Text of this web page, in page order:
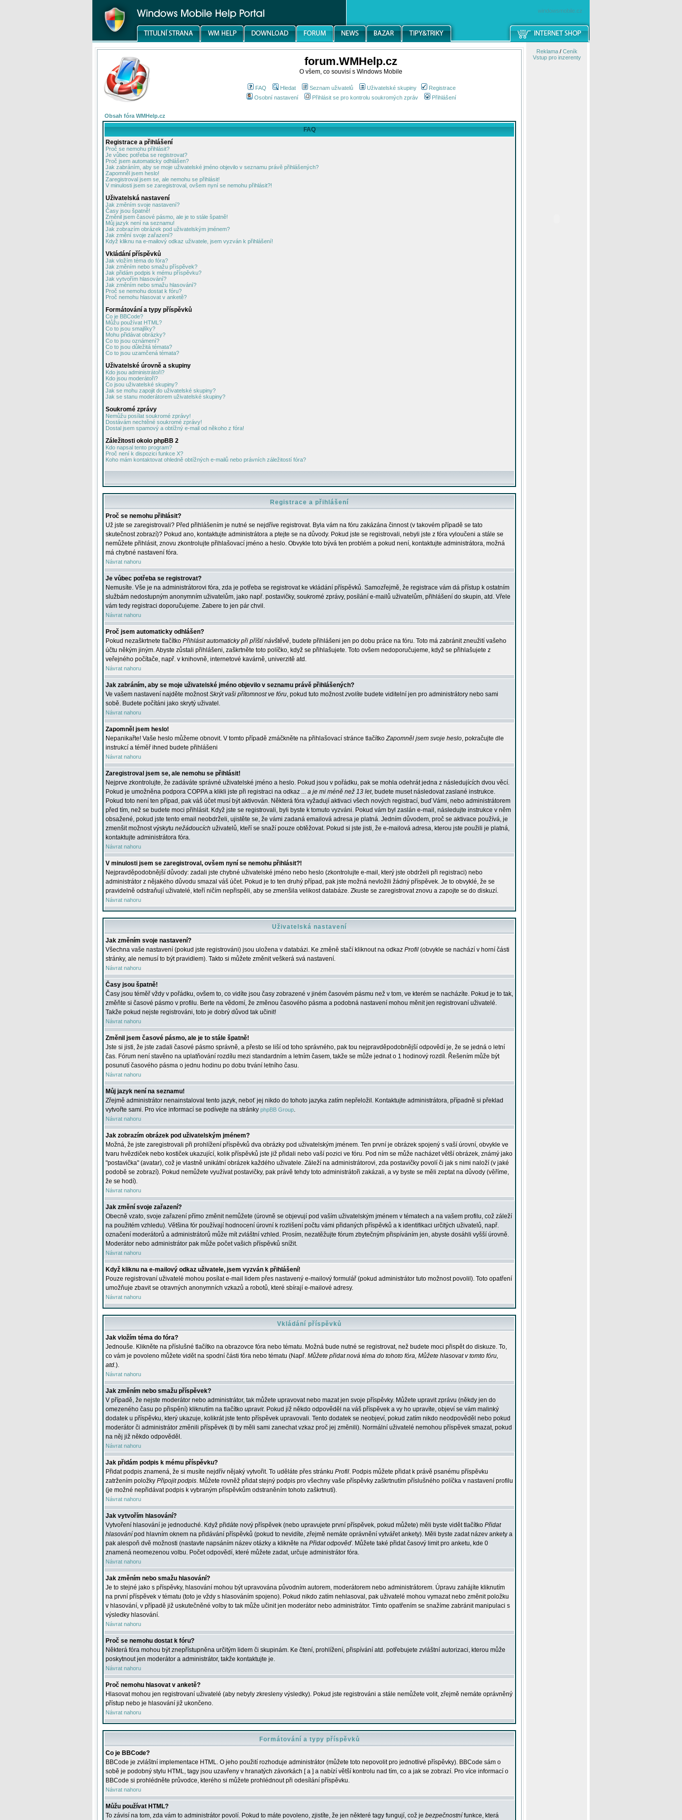
windowsmobile.cz
forum.WMHelp.cz
O všem, co souvisí s Windows Mobile
FAQ Hledat Seznam uživatelů Uživatelské skupiny
Registrace
Osobní nastavení
Přihlásit se pro kontrolu soukromých zpráv Přihlášení
Obsah fóra WMHelp.cz
FAQ
Registrace a přihlášení
Proč se nemohu přihlásit?
Je vůbec potřeba se registrovat?
Proč jsem automaticky odhlášen?
Jak zabráním, aby se moje uživatelské jméno objevilo v seznamu právě přihlášených?
Zapomněl jsem heslo!
Zaregistroval jsem se, ale nemohu se přihlásit!
V minulosti jsem se zaregistroval, ovšem nyní se nemohu přihlásit?!
Uživatelská nastavení
Jak změním svoje nastavení?
Časy jsou špatně!
Změnil jsem časové pásmo, ale je to stále špatně!
Můj jazyk není na seznamu!
Jak zobrazím obrázek pod uživatelským jménem?
Jak změní svoje zařazení?
Když kliknu na e-mailový odkaz uživatele, jsem vyzván k přihlášení!
Vkládání příspěvků
Jak vložím téma do fóra?
Jak změním nebo smažu příspěvek?
Jak přidám podpis k mému příspěvku?
Jak vytvořím hlasování?
Jak změním nebo smažu hlasování?
Proč se nemohu dostat k fóru?
Proč nemohu hlasovat v anketě?
Formátování a typy příspěvků
Co je BBCode?
Můžu používat HTML?
Co to jsou smajlíky?
Mohu přidávat obrázky?
Co to jsou oznámení?
Co to jsou důležitá témata?
Co to jsou uzamčená témata?
Uživatelské úrovně a skupiny
Kdo jsou administrátoři?
Kdo jsou moderátoři?
Co jsou uživatelské skupiny?
Jak se mohu zapojit do uživatelské skupiny?
Jak se stanu moderátorem uživatelské skupiny?
Soukromé zprávy
Nemůžu posílat soukromé zprávy!
Dostávám nechtěné soukromé zprávy!
Dostal jsem spamový a obtížný e-mail od někoho z fóra!
Záležitosti okolo phpBB 2
Kdo napsal tento program?
Proč není k dispozici funkce X?
Koho mám kontaktovat ohledně obtížných e-mailů nebo právních záležitostí fóra?
Registrace a přihlášení
Proč se nemohu přihlásit?
Už jste se zaregistrovali? Před přihlášením je nutné se nejdříve registrovat. Byla vám na fóru zakázána činnost (v takovém případě se tato
skutečnost zobrazí)? Pokud ano, kontaktujte administrátora a ptejte se na důvody. Pokud jste se registrovali, nebyli jste z fóra vyloučeni a stále se
nemůžete přihlásit, znovu zkontrolujte přihlašovací jméno a heslo. Obvykle toto bývá ten problém a pokud není, kontaktujte administrátora, možná
má chybné nastavení fóra.
Návrat nahoru
Je vůbec potřeba se registrovat?
Nemusíte. Vše je na administrátorovi fóra, zda je potřeba se registrovat ke vkládání příspěvků. Samozřejmě, že registrace vám dá přístup k ostatním
službám nedostupným anonymním uživatelům, jako např. postavičky, soukromé zprávy, posílání e-mailů uživatelům, přihlášení do skupin, atd. Vřele
vám tedy registraci doporučujeme. Zabere to jen pár chvil.
Návrat nahoru
Proč jsem automaticky odhlášen?
Pokud nezaškrtnete tlačítko Přihlásit automaticky při příští návštěvě, budete přihlášeni jen po dobu práce na fóru. Toto má zabránit zneužití vašeho
účtu někým jiným. Abyste zůstali přihlášeni, zaškrtněte toto políčko, když se přihlašujete. Toto ovšem nedoporučujeme, když se přihlašujete z
veřejného počítače, např. v knihovně, internetové kavárně, univerzitě atd.
Návrat nahoru
Jak zabráním, aby se moje uživatelské jméno objevilo v seznamu právě přihlášených?
Ve vašem nastavení najděte možnostSkrýt vaši přítomnost ve fóru, pokud tuto možnostzvolíte budete viditelní jen pro administrátory nebo sami
sobě. Budete počítáni jako skrytý uživatel.
Návrat nahoru
Zapomněl jsem heslo!
Nepanikařte! Vaše heslo můžeme obnovit. V tomto případě zmáčkněte na přihlašovací stránce tlačítkoZapomněl jsem svoje heslo, pokračujte dle
instrukcí a téměř ihned budete přihlášeni
Návrat nahoru
Zaregistroval jsem se, ale nemohu se přihlásit!
Nejprve zkontrolujte, že zadáváte správné uživatelské jméno a heslo. Pokud jsou v pořádku, pak se mohla odehrát jedna z následujících dvou věcí.
Pokud je umožněna podpora COPPA a klikli jste při registraci na odkaz ... a je mi méně než 13 let, budete muset následovat zaslané instrukce.
Pokud toto není ten případ, pak váš účet musí být aktivován. Některá fóra vyžadují aktivaci všech nových registrací, buď Vámi, nebo administrátorem
před tím, než se budete moci přihlásit. Když jste se registrovali, byli byste k tomuto vyzváni. Pokud vám byl zaslán e-mail, následujte instrukce v něm
obsažené, pokud jste tento email neobdrželi, ujistěte se, že vámi zadaná emailová adresa je platná. Jedním důvodem, proč se aktivace používá, je
zmenšit možnost výskytu nežádoucích uživatelů, kteří se snaží pouze obtěžovat. Pokud si jste jisti, že e-mailová adresa, kterou jste použili je platná,
kontaktujte administrátora fóra.
Návrat nahoru
V minulosti jsem se zaregistroval, ovšem nyní se nemohu přihlásit?!
Nejpravděpodobnější důvody: zadali jste chybné uživatelské jméno nebo heslo (zkontrolujte e-mail, který jste obdrželi při registraci) nebo
administrátor z nějakého důvodu smazal váš účet. Pokud je to ten druhý případ, pak jste možná nevložili žádný příspěvek. Je to obvyklé, že se
pravidelně odstraňují uživatelé, kteří ničím nepřispěli, aby se zmenšila velikost databáze. Zkuste se zaregistrovat znovu a zapojte se do diskuzí.
Návrat nahoru
Uživatelská nastavení
Jak změním svoje nastavení?
Všechna vaše nastavení (pokud jste registrováni) jsou uložena v databázi. Ke změně stačí kliknout na odkaz Profil (obvykle se nachází v horní části
stránky, ale nemusí to být pravidlem). Takto si můžete změnit veškerá svá nastavení.
Návrat nahoru
Časy jsou špatně!
Časy jsou téměř vždy v pořádku, ovšem to, co vidíte jsou časy zobrazené v jiném časovém pásmu než v tom, ve kterém se nacházíte. Pokud je to tak,
změňte si časové pásmo v profilu. Berte na vědomí, že změnou časového pásma a podobná nastavení mohou měnit jen registrovaní uživatelé.
Takže pokud nejste registrováni, toto je dobrý důvod tak učinit!
Návrat nahoru
Změnil jsem časové pásmo, ale je to stále špatně!
Jste si jisti, že jste zadali časové pásmo správně, a přesto se liší od toho správného, pak tou nejpravděpodobnější odpovědí je, že se jedná o letní
čas. Fórum není stavěno na uplatňování rozdílu mezi standardním a letním časem, takže se může jednat o 1 hodinový rozdíl. Řešením může být
posunutí časového pásma o jednu hodinu po dobu trvání letního času.
Návrat nahoru
Můj jazyk není na seznamu!
Zřejmě administrátor nenainstaloval tento jazyk, neboť jej nikdo do tohoto jazyka zatím nepřeložil. Kontaktujte administrátora, případně si překlad
vytvořte sami. Pro více informací se podívejte na stránky phpBB Group.
Návrat nahoru
Jak zobrazím obrázek pod uživatelským jménem?
Možná, že jste zaregistrovali při prohlížení příspěvků dva obrázky pod uživatelským jménem. Ten první je obrázek spojený s vaší úrovní, obvykle ve
tvaru hvězdiček nebo kostiček ukazující, kolik příspěvků jste již přidali nebo vaší pozici ve fóru. Pod ním se může nacházet větší obrázek, známý jako
"postavička" (avatar), což je vlastně unikátní obrázek každého uživatele. Záleží na administrátorovi, zda postavičky povolí či jak s nimi naloží (v jaké
podobě se zobrazí). Pokud nemůžete využívat postavičky, pak právě tehdy toto administrátoři zakázali, a vy byste se měli zeptat na důvody (věříme,
že se hodí).
Návrat nahoru
Jak změní svoje zařazení?
Obecně vzato, svoje zařazení přímo změnit nemůžete (úrovně se objevují pod vaším uživatelským jménem v tématech a na vašem profilu, což záleží
na použitém vzhledu). Většina fór používají hodnocení úrovní k rozlišení počtu vámi přidaných příspěvků a k identifikaci určitých uživatelů, např.
označení moderátorů a administrátorů může mít zvláštní vzhled. Prosím, nezatěžujte fórum zbytečným přispíváním jen, abyste dosáhli vyšší úrovně.
Moderátor nebo administrátor pak může počet vašich příspěvků snížit.
Návrat nahoru
Když kliknu na e-mailový odkaz uživatele, jsem vyzván k přihlášení!
Pouze registrovaní uživatelé mohou posílat e-mail lidem přes nastavený e-mailový formulář (pokud administrátor tuto možnost povolil). Toto opatření
umožňuje zbavit se otravných anonymních vzkazů a robotů, které sbírají e-mailové adresy.
Návrat nahoru
Vkládání příspěvků
Jak vložím téma do fóra?
Jednouše. Klikněte na příslušné tlačítko na obrazovce fóra nebo tématu. Možná bude nutné se registrovat, než budete moci přispět do diskuze. To,
co vám je povoleno můžete vidět na spodní části fóra nebo tématu (Např. Můžete přidat nová téma do tohoto fóra, Můžete hlasovat v tomto fóru,
atd.).
Návrat nahoru
Jak změním nebo smažu příspěvek?
V případě, že nejste moderátor nebo administrátor, tak můžete upravovat nebo mazat jen svoje příspěvky. Můžete upravit zprávu (někdy jen do
omezeného času po přispění) kliknutím na tlačítko upravit. Pokud již někdo odpověděl na váš příspěvek a vy ho upravíte, objeví se vám malinký
dodatek u příspěvku, který ukazuje, kolikrát jste tento příspěvek upravovali. Tento dodatek se neobjeví, pokud zatím nikdo neodpověděl nebo pokud
moderátor či administrátor změnili příspěvek (ti by měli sami zanechat vzkaz proč jej změnili). Normální uživatelé nemohou příspěvek smazat, pokud
na něj již někdo odpověděl.
Návrat nahoru
Jak přidám podpis k mému příspěvku?
Přidat podpis znamená, že si musíte nejdřív nějaký vytvořit. To uděláte přes stránku Profil. Podpis můžete přidat k právě psanému příspěvku
zatržením položky Připojit podpis. Můžete rovněž přidat stejný podpis pro všechny vaše příspěvky zaškrtnutím příslušného políčka v nastavení profilu
(je možné nepřidávat podpis k vybraným příspěvkům odstraněním tohoto zaškrtnutí).
Návrat nahoru
Jak vytvořím hlasování?
Vytvoření hlasování je jednoduché. Když přidáte nový příspěvek (nebo upravujete první příspěvek, pokud můžete) měli byste vidět tlačítko Přidat
hlasování pod hlavním oknem na přidávání příspěvků (pokud to nevidíte, zřejmě nemáte oprávnění vytvářet ankety). Měli byste zadat název ankety a
pak alespoň dvě možnosti (nastavte napsáním název otázky a klikněte na Přidat odpověď. Můžete také přidat časový limit pro anketu, kde 0
znamená neomezenou volbu. Počet odpovědí, které můžete zadat, určuje administrátor fóra.
Návrat nahoru
Jak změním nebo smažu hlasování?
Je to stejné jako s příspěvky, hlasování mohou být upravována původním autorem, moderátorem nebo administrátorem. Úpravu zahájíte kliknutím
na první příspěvek v tématu (toto je vždy s hlasováním spojeno). Pokud nikdo zatím nehlasoval, pak uživatelé mohou vymazat nebo změnit položku
v hlasování, v případě již uskutečněné volby to tak může učinit jen moderátor nebo administrátor. Tímto opatřením se snažíme zabránit manipulaci s
výsledky hlasování.
Návrat nahoru
Proč se nemohu dostat k fóru?
Některá fóra mohou být znepřístupněna určitým lidem či skupinám. Ke čtení, prohlížení, přispívání atd. potřebujete zvláštní autorizaci, kterou může
poskytnout jen moderátor a administrátor, takže kontaktujte je.
Návrat nahoru
Proč nemohu hlasovat v anketě?
Hlasovat mohou jen registrovaní uživatelé (aby nebyly zkresleny výsledky). Pokud jste registrováni a stále nemůžete volit, zřejmě nemáte oprávněný
přístup nebo je hlasování již ukončeno.
Návrat nahoru
Formátování a typy příspěvků
Co je BBCode?
BBCode je zvláštní implementace HTML. O jeho použití rozhoduje administrátor (můžete toto nepovolit pro jednotlivé příspěvky). BBCode sám o
sobě je podobný stylu HTML, tagy jsou uzavřeny v hranatých závorkách [ a ] a nabízí větší kontrolu nad tím, co a jak se zobrazí. Pro více informací o
BBCode si prohlédněte průvodce, kterého si můžete prohlédnout při odesílání příspěvku.
Návrat nahoru
Můžu používat HTML?
To závisí na tom, zda vám to administrátor povolí. Pokud to máte povoleno, zjistíte, že jen některé tagy fungují, což je bezpečnostní funkce, která
Reklama/ Ceník
Vstup pro inzerenty